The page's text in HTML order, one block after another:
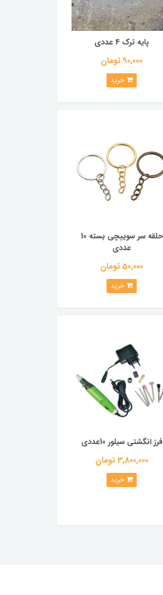
پایه ترک 4 عددی
90,000 تومان
خرید
حلقه سر سوییچی بسته 10
عددی
50,000 تومان
خرید
فرز انگشتی سیلور 10عددی
3,800,000 تومان
خرید